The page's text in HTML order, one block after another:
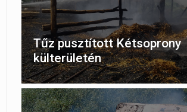
Tűz pusztított Kétsoprony
külterületén